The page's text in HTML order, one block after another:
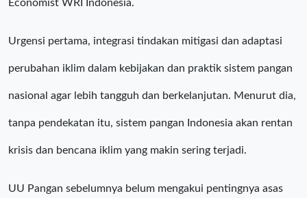
Economist WRI Indonesia.
Urgensi pertama, integrasi tindakan mitigasi dan adaptasi
perubahan iklim dalam kebijakan dan praktik sistem pangan
nasional agar lebih tangguh dan berkelanjutan. Menurut dia,
tanpa pendekatan itu, sistem pangan Indonesia akan rentan
krisis dan bencana iklim yang makin sering terjadi.
UU Pangan sebelumnya belum mengakui pentingnya asas